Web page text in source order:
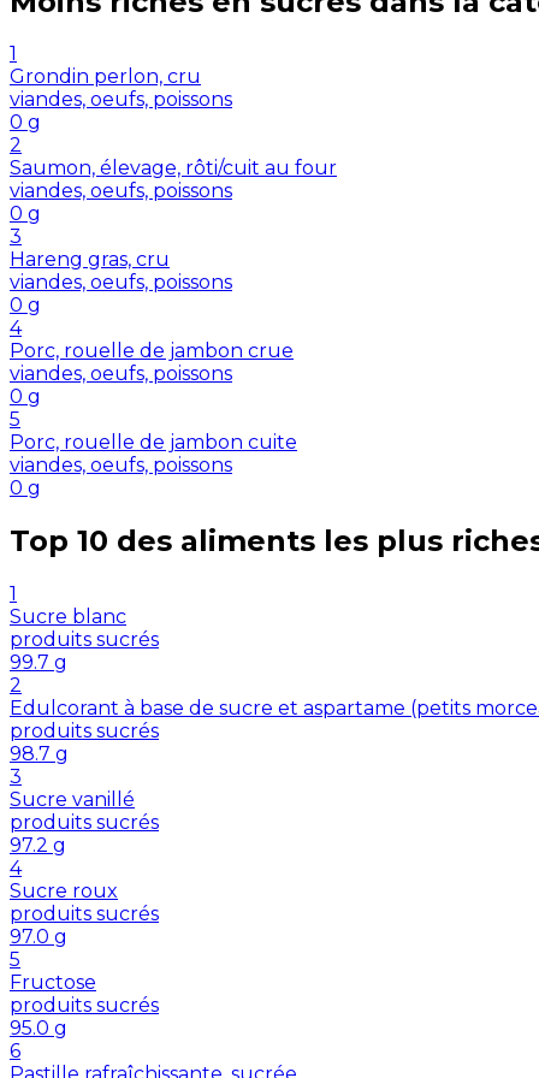
1
Grondin perlon, cru
viandes, oeufs, poissons
0 g
2
Saumon, élevage, rôti/cuit au four
viandes, oeufs, poissons
0 g
3
Hareng gras, cru
viandes, oeufs, poissons
0 g
4
Porc, rouelle de jambon crue
viandes, oeufs, poissons
0 g
5
Porc, rouelle de jambon cuite
viandes, oeufs, poissons
0 g
Top 10 des aliments les plus
1
Sucre blanc
produits sucrés
99.7 g
2
Edulcorant à base de sucre et aspartame (petits
produits sucrés
98.7 g
3
Sucre vanillé
produits sucrés
97.2 g
4
Sucre roux
produits sucrés
97.0 g
5
Fructose
produits sucrés
95.0 g
6